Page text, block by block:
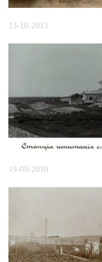
13-10-2013
19-09-2010